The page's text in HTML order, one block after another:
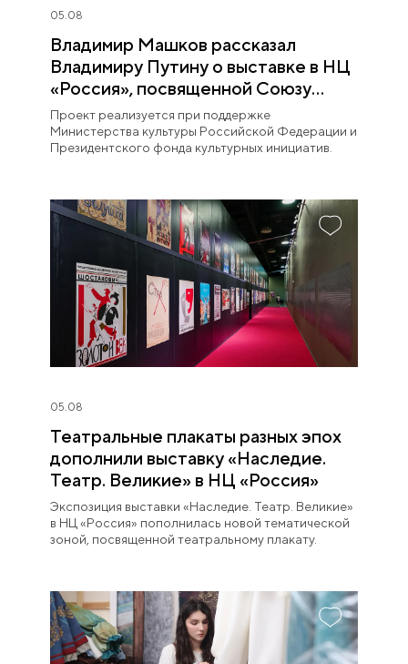
05.08
Владимир Машков рассказал
Владимиру Путину о выставке в НЦ
«Россия», посвященной Союзу
театральных деятелей
Проект реализуется при поддержке
Министерства культуры Российской Федерации и
Президентского фонда культурных инициатив.
05.08
Театральные плакаты разных эпох
дополнили выставку «Наследие.
Театр. Великие» в НЦ «Россия»
Экспозиция выставки «Наследие. Театр. Великие»
в НЦ «Россия» пополнилась новой тематической
зоной, посвященной театральному плакату.